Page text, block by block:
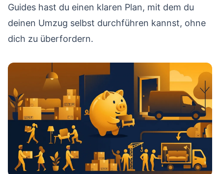
Guides hast du einen klaren Plan, mit dem du
deinen Umzug selbst durchführen kannst, ohne
dich zu überfordern.